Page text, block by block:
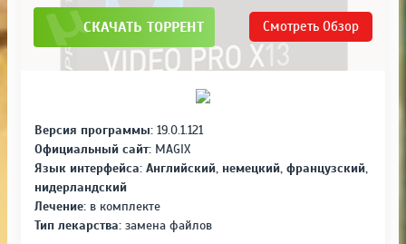
СКАЧАТЬ ТОРРЕНТ Смотреть Обзор
Версия программы: 19.0.1.121
Официальный сайт: MAGIX
Язык интерфейса: Английский, немецкий, французский,
нидерландский
Лечение: в комплекте
Тип лекарства: замена файлов